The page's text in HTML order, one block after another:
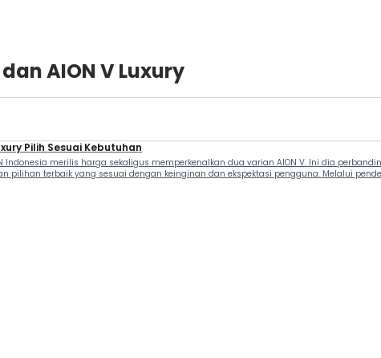
AION V Luxury
Pilih Sesuai Kebutuhan
merilis harga sekaligus memperkenalkan dua varian AION V. Ini dia
pilihan terbaik yang sesuai dengan keinginan dan ekspektasi pengguna. Melalui